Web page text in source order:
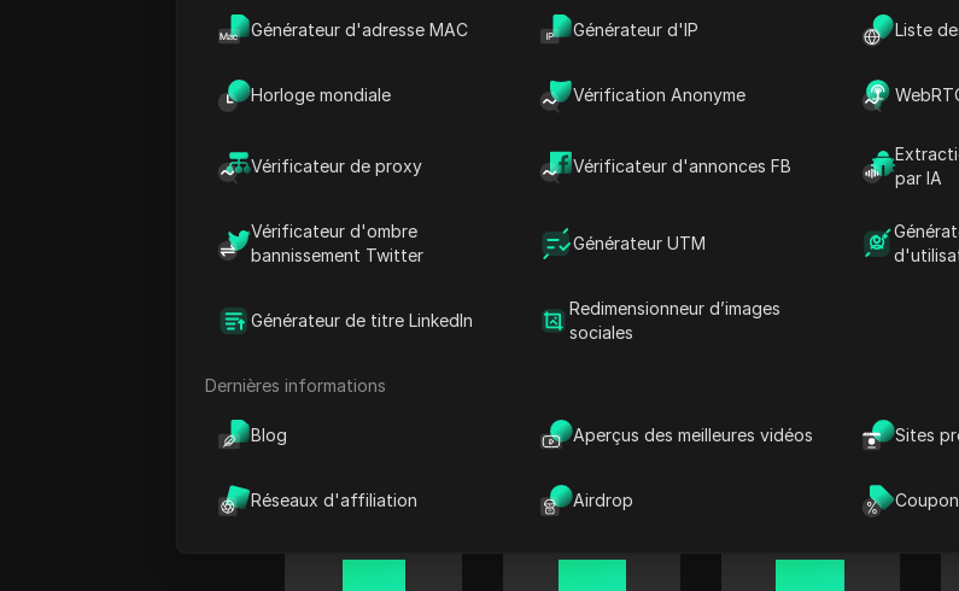
Générateur d'adresse MAC Générateur d'IP Liste
Horloge mondiale Vérification Anonyme
Vérificateur de proxy Vérificateur d'annonces FB
par IA
Vérificateur d'ombre
bannissement Twitter
Générateur UTM
Générateur de titre LinkedIn
Redimensionneur d’images
sociales
Dernières informations
Blog Aperçus des meilleures vidéos Sites
Réseaux d'affiliation Airdrop
01:16
Beyrouth
01:16 01:16
Heure actuelle dans les villes